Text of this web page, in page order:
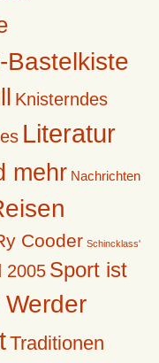
Bastelkiste
Knisterndes
Literatur
mehr Nachrichten
Cooder Schincklass'
2005 Sport ist
Werder
Traditionen